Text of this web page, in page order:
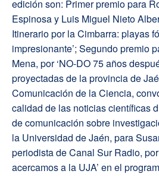
edición son: Primer premio para
Espinosa y Luis Miguel Nieto
Itinerario por la Cimbarra: playas
impresionante’; Segundo premio
Mena, por ‘NO-DO 75 años
proyectadas de la provincia de
Comunicación de la Ciencia,
calidad de las noticias científicas
de comunicación sobre
la Universidad de Jaén, para
periodista de Canal Sur Radio,
acercamos a la UJA’ en el